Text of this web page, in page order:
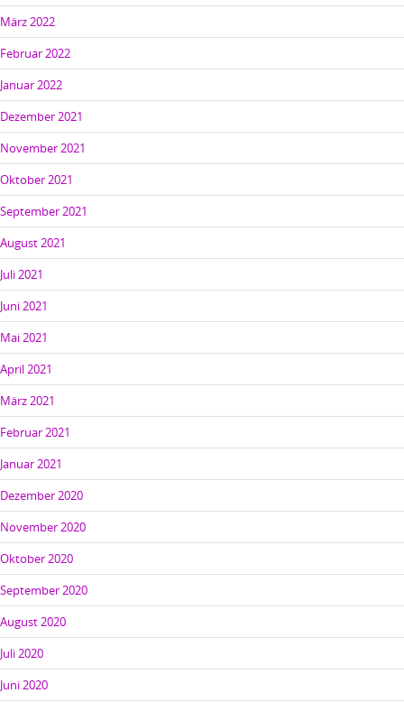
März 2022
Februar 2022
Januar 2022
Dezember 2021
November 2021
Oktober 2021
September 2021
August 2021
Juli 2021
Juni 2021
Mai 2021
April 2021
März 2021
Februar 2021
Januar 2021
Dezember 2020
November 2020
Oktober 2020
September 2020
August 2020
Juli 2020
Juni 2020